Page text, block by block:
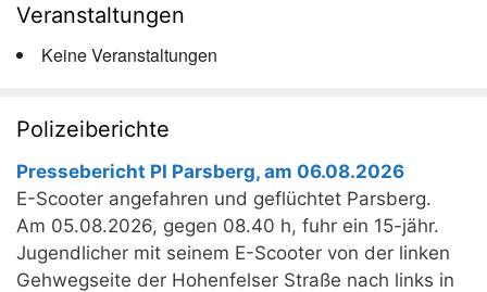
Veranstaltungen
Keine Veranstaltungen
Polizeiberichte
Pressebericht PI Parsberg, am 06.08.2026
E-Scooter angefahren und geflüchtet Parsberg.
Am 05.08.2026, gegen 08.40 h, fuhr ein 15-jähr.
Jugendlicher mit seinem E-Scooter von der linken
Gehwegseite der Hohenfelser Straße nach links in